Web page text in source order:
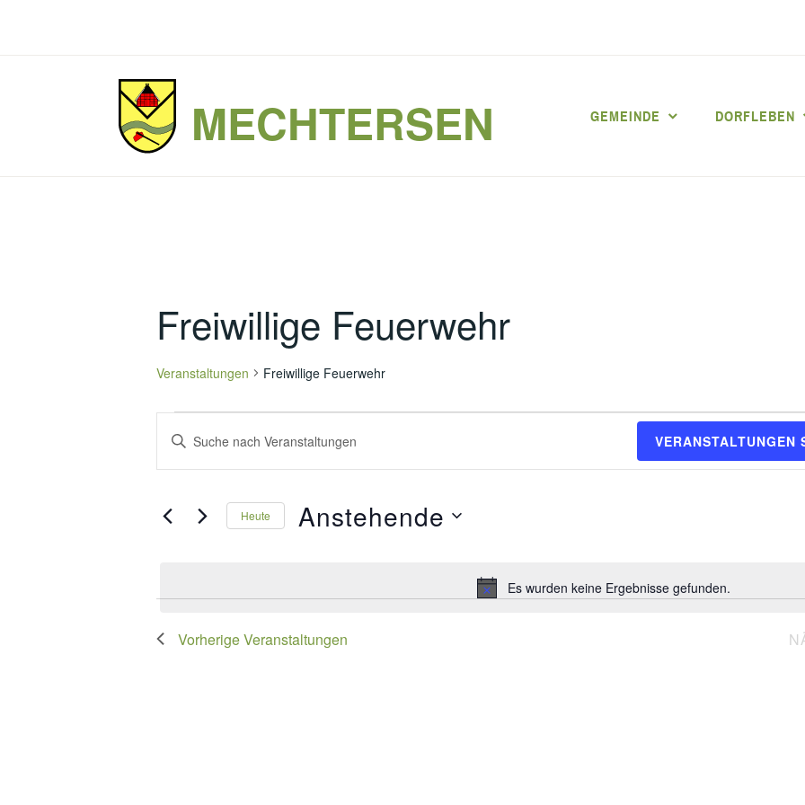
MECHTERSEN GEMEINDE DORFLEBEN
Freiwillige Feuerwehr
Veranstaltungen Freiwillige Feuerwehr
Veranstaltungen
Hinweis
Es wurden keine Ergebnisse gefunden.
Veranstaltungen
Suche
Ansichten,
Bitte
Suche
Schlüsselwort.
VERANSTALTUNGEN
Heute Anstehende
VorherigeVeranstaltungen